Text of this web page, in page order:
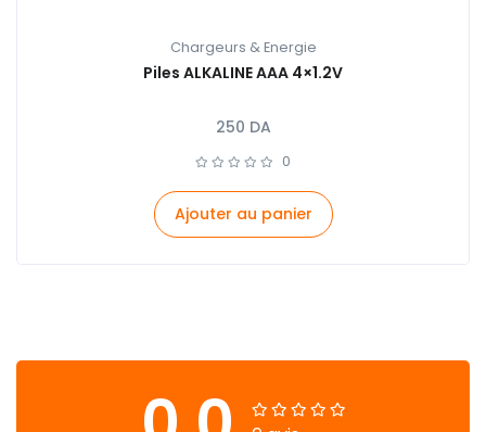
Chargeurs & Energie
Piles ALKALINE AAA 4×1.2V
250 DA
0
Ajouter au panier